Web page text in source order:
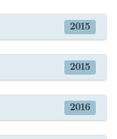
2015
2015
2016